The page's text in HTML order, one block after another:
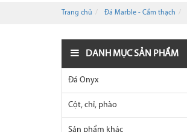
Trang chủ Đá Marble - Cẩm thạch
DANH MỤC SẢN PHẨM
Đá Onyx
Cột, chỉ, phào
Sản phẩm khác